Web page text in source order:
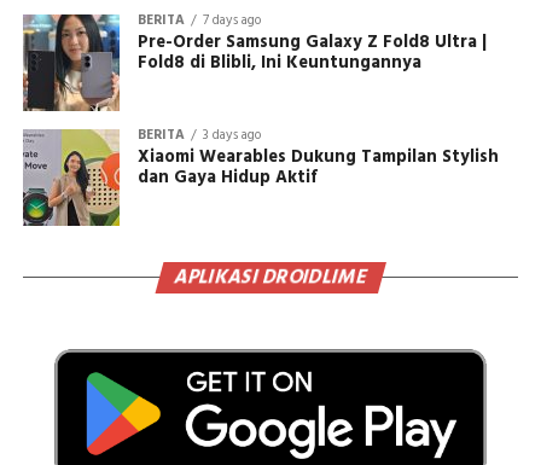
BERITA 7 days ago
Pre-Order Samsung Galaxy Z Fold8 Ultra |
Fold8 di Blibli, Ini Keuntungannya
BERITA 3 days ago
Xiaomi Wearables Dukung Tampilan Stylish
dan Gaya Hidup Aktif
APLIKASI DROIDLIME